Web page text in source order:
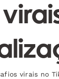
virais no